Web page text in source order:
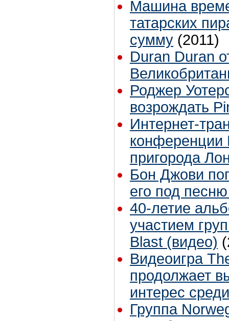
Машина
татарских
сумму (2011)
Duran Duran
Роджер
возрождать
Интернет-
конференции
пригорода
Бон Джови
его под
40-летие
участием
Blast (видео)
Видеоигра
продолжает
интерес
Группа